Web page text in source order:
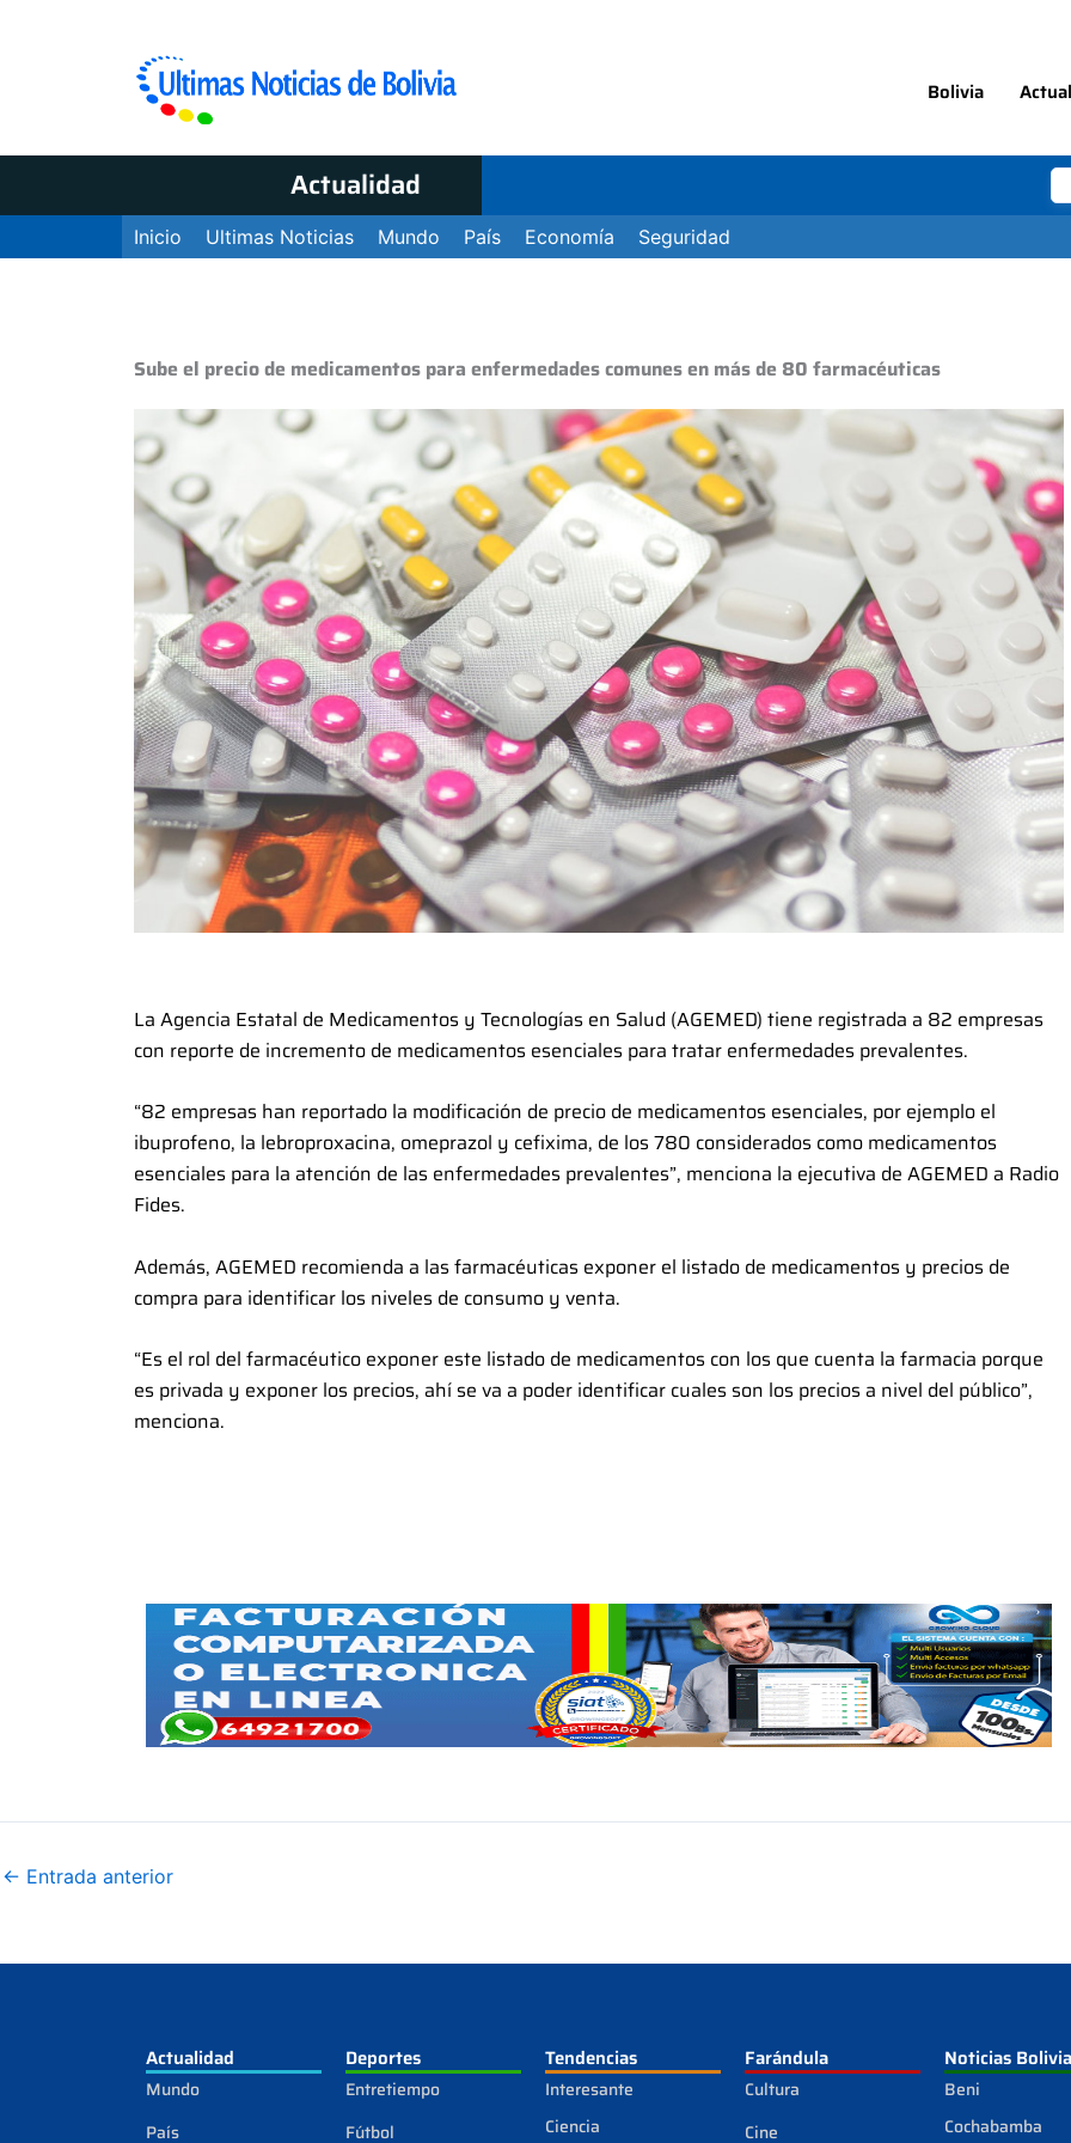
Bolivia
Actualidad
Inicio Ultimas Noticias Mundo País Economía Seguridad
Sube el precio de medicamentos para enfermedades comunes en más de 80 farmacéuticas
La Agencia Estatal de Medicamentos y Tecnologías en Salud (AGEMED) tiene registrada a 82 empresas
con reporte de incremento de medicamentos esenciales para tratar enfermedades prevalentes.
“82 empresas han reportado la modificación de precio de medicamentos esenciales, por ejemplo el
ibuprofeno, la lebroproxacina, omeprazol y cefixima, de los 780 considerados como medicamentos
esenciales para la atención de las enfermedades prevalentes”, menciona la ejecutiva de AGEMED a Radio
Fides.
Además, AGEMED recomienda a las farmacéuticas exponer el listado de medicamentos y precios de
compra para identificar los niveles de consumo y venta.
“Es el rol del farmacéutico exponer este listado de medicamentos con los que cuenta la farmacia porque
es privada y exponer los precios, ahí se va a poder identificar cuales son los precios a nivel del público”,
menciona.
← Entrada anterior
Actualidad
Mundo
País
Deportes
Entretiempo
Fútbol
Tendencias
Interesante
Ciencia
Farándula
Cultura
Cine
Noticias Bolivia
Beni
Cochabamba